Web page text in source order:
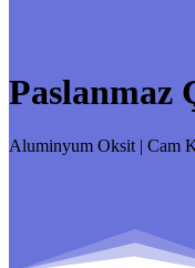
Paslanmaz
Aluminyum Oksit | Cam